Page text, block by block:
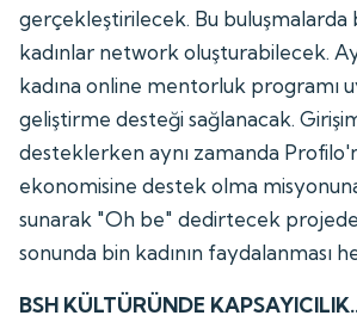
gerçekleştirilecek. Bu buluşmalarda
kadınlar network oluşturabilecek.
kadına online mentorluk programı
geliştirme desteği sağlanacak.
desteklerken aynı zamanda
ekonomisine destek olma
sunarak "Oh be" dedirtecek
sonunda bin kadının faydalanması
BSH KÜLTÜRÜNDE